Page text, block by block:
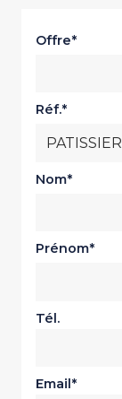
Offre
Réf.
Nom
Prénom
Tél.
Email